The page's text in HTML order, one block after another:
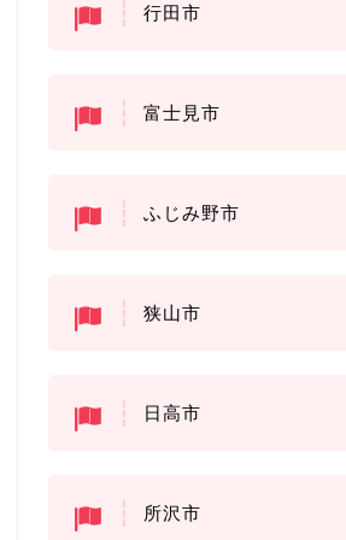
行田市
富士見市
ふじみ野市
狭山市
日高市
所沢市